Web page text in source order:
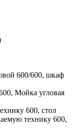
600/600, шкаф
Мойка угловая
600, стол
технику 600,